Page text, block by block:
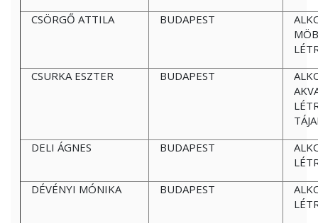
CSÖRGŐ ATTILA
BUDAPEST
CSURKA ESZTER
BUDAPEST
DELI ÁGNES
BUDAPEST
DÉVÉNYI MÓNIKA
BUDAPEST